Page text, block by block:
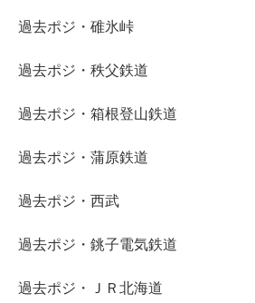
過去ポジ・碓氷峠
過去ポジ・秩父鉄道
過去ポジ・箱根登山鉄道
過去ポジ・蒲原鉄道
過去ポジ・西武
過去ポジ・銚子電気鉄道
過去ポジ・ＪＲ北海道